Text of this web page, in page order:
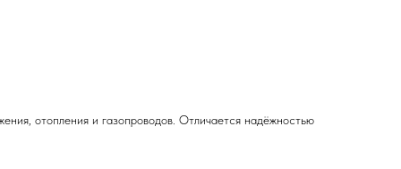
отопления и газопроводов. Отличается надёжностью